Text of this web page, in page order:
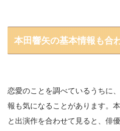
本田響矢の基本情報も合
恋愛のことを調べているうちに
報も気になることがあります。
と出演作を合わせて見ると、俳